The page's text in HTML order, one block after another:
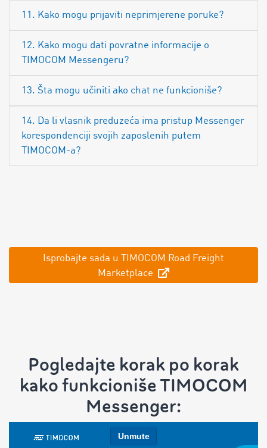
11. Kako mogu prijaviti neprimjerene poruke?
12. Kako mogu dati povratne informacije o
TIMOCOM Messengeru?
13. Šta mogu učiniti ako chat ne funkcioniše?
14. Da li vlasnik preduzeća ima pristup Messenger
korespondenciji svojih zaposlenih putem
TIMOCOM-a?
Isprobajte sada u TIMOCOM Road Freight
Marketplace
Pogledajte korak po korak
kako funkcioniše TIMOCOM
Messenger: